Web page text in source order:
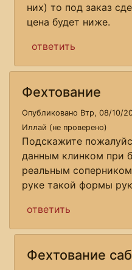
них) то под заказ
цена будет ниже.
ответить
Фехтование
Опубликовано Втр, 08/10/
Иллай (не проверено)
Подскажите
данным клинком при
реальным
руке такой формы
ответить
Фехтование